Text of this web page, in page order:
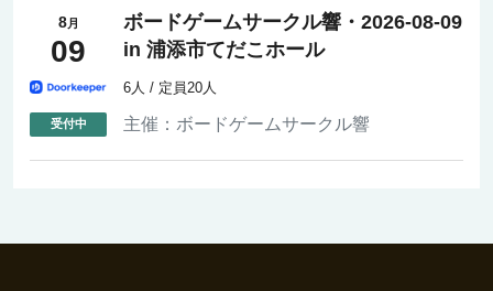
8月
09
ボードゲームサークル響・2026-08-09
in 浦添市てだこホール
主催： ボードゲームサークル響
6人 / 定員20人